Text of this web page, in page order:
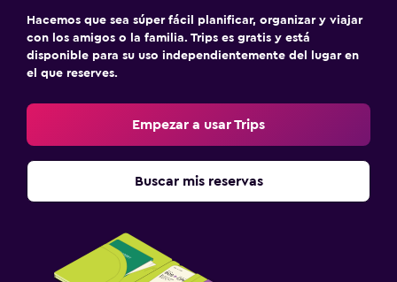
Hacemos que sea súper fácil planificar, organizar y viajar
con los amigos o la familia. Trips es gratis y está
disponible para su uso independientemente del lugar en
el que reserves.
Empezar a usar Trips
Buscar mis reservas